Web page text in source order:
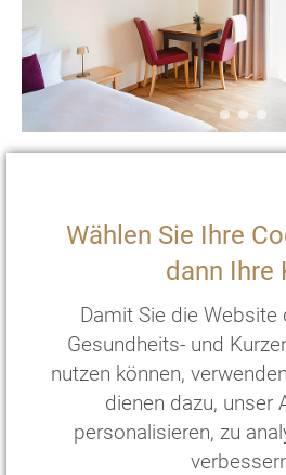
Wählen Sie Ihre
dann Ihre
Damit Sie die Website
Gesundheits- und
nutzen können,
dienen dazu, unser
personalisieren, zu
20 m2mit Terasse und
176 ,—
€1056,— pro
ZIMMER